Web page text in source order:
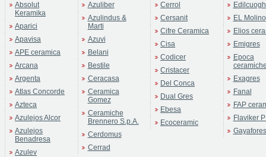
Absolut
Keramika
Aparici
Apavisa
APE ceramica
Arcana
Argenta
Atlas Concorde
Azteca
Azulejos Alcor
Azulejos
Benadresa
Azulev
Azuliber
Azulindus &
Marti
Azuvi
Belani
Bestile
Ceracasa
Ceramica
Gomez
Ceramiche
Brennero S.p.A.
Cerdomus
Cerrad
Cerrol
Cersanit
Cifre Ceramica
Cisa
Codicer
Cristacer
Del Conca
Dual Gres
Ebesa
Ecoceramic
EL Molino
Elios
Emigres
Epoca
Exagres
Fanal
FAP
Flaviker
Gayafores